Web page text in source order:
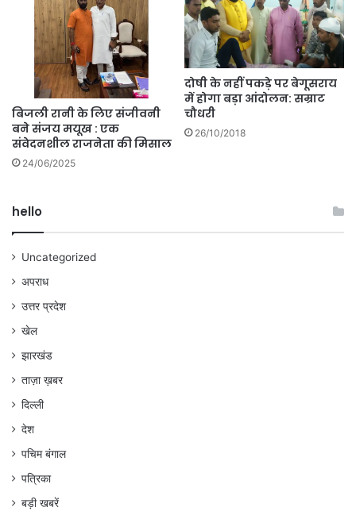
बिजली रानी के लिए संजीवनी
बने संजय मयूख : एक
संवेदनशील राजनेता की मिसाल
24/06/2025
दोषी के नहीं पकड़े पर बेगूसराय
में होगा बड़ा आंदोलन: सम्राट
चौधरी
26/10/2018
hello
Uncategorized
अपराध
उत्तर प्रदेश
खेल
झारखंड
ताज़ा ख़बर
दिल्ली
देश
पचिम बंगाल
पत्रिका
बड़ी खबरें